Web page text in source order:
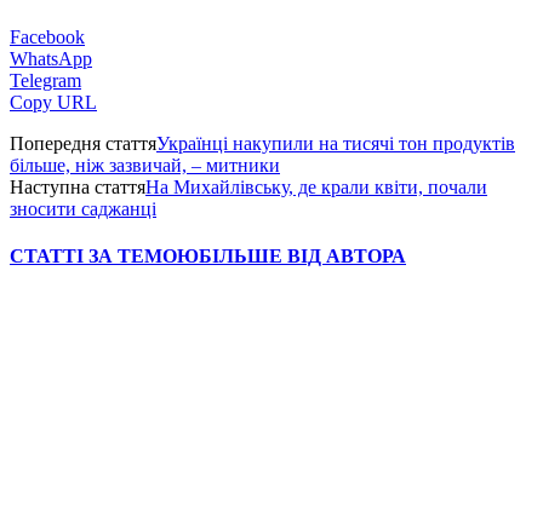
Facebook
WhatsApp
Telegram
Copy URL
Попередня статтяУкраїнці накупили на тисячі тон продуктів
більше, ніж зазвичай, – митники
Наступна статтяНа Михайлівську, де крали квіти, почали
зносити саджанці
СТАТТІ ЗА ТЕМОЮБІЛЬШЕ ВІД АВТОРА